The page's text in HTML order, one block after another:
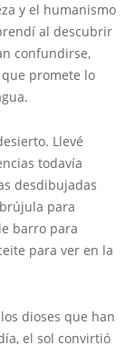
y el humanismo
al descubrir
confundirse,
promete lo
Llevé
todavía
desdibujadas
para
barro para
para ver en la
dioses que han
el sol convirtió